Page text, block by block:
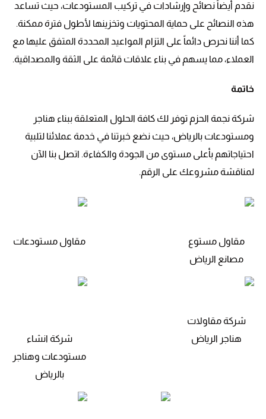
نقدم أيضاً نصائح وإرشادات في تركيب المستودعات، حيث تساعد
هذه النصائح على حماية المحتويات وتخزينها لأطول فترة ممكنة.
كما أننا نحرص دائماً على التزام المواعيد المحددة المتفق عليها مع
العملاء، مما يسهم في بناء علاقات قائمة على الثقة والمصداقية.
خاتمة
شركة نجمة الحزم توفر لك كافة الحلول المتعلقة ببناء هناجر
ومستودعات بالرياض، حيث نضع خبرتنا في خدمة عملائنا لتلبية
احتياجاتهم بأعلى مستوى من الجودة والكفاءة. اتصل بنا الآن
لمناقشة مشروعك على الرقم.
مقاول مستوع
مصانع الرياض
مقاول مستودعات
شركة مقاولات
هناجر الرياض
شركة انشاء
مستودعات وهناجر
بالرياض